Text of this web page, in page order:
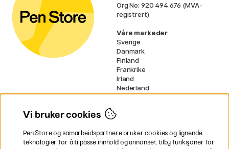
Org No: 920 494 676 (MVA-
registrert)
Våre markeder
Sverige
Danmark
Finland
Frankrike
Irland
Nederland
Tyskland
* Spesifikkefraktvilkårgjelder for
voluminøse varer.
Vi bruker cookies
Pen Store og samarbeidspartnere bruker cookies og lignende
teknologier for å tilpasse innhold og annonser, tilby funksjoner for